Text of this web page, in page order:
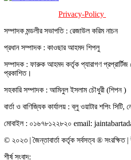
Privacy-Policy
সম্পাদক মন্ডলীর সভাপতি : রেজাউল করিম নাচন
প্রধান সম্পাদক : কাওছার আহমদ শিপলু
সম্পাদক : ফারুক আহমদ কর্তৃক প্যারাগণ প্রপ্রার্টিজ
প্রকাশিত।
সহকারি সম্পাদক : আমিনুল ইসলাম চৌধুরী (শিপন )
বার্তা ও বাণিজ্যিক কার্যালয় : ব্লু ওয়াটার শপিং সিটি,
মোবাইল : ০১৬৭৮১২২৮২০ email:
© ২০২৩ | জৈন্তাবার্তা কর্তৃক সর্বসত্ব ® সংরক্ষিত
শীর্ষ সংবাদ: